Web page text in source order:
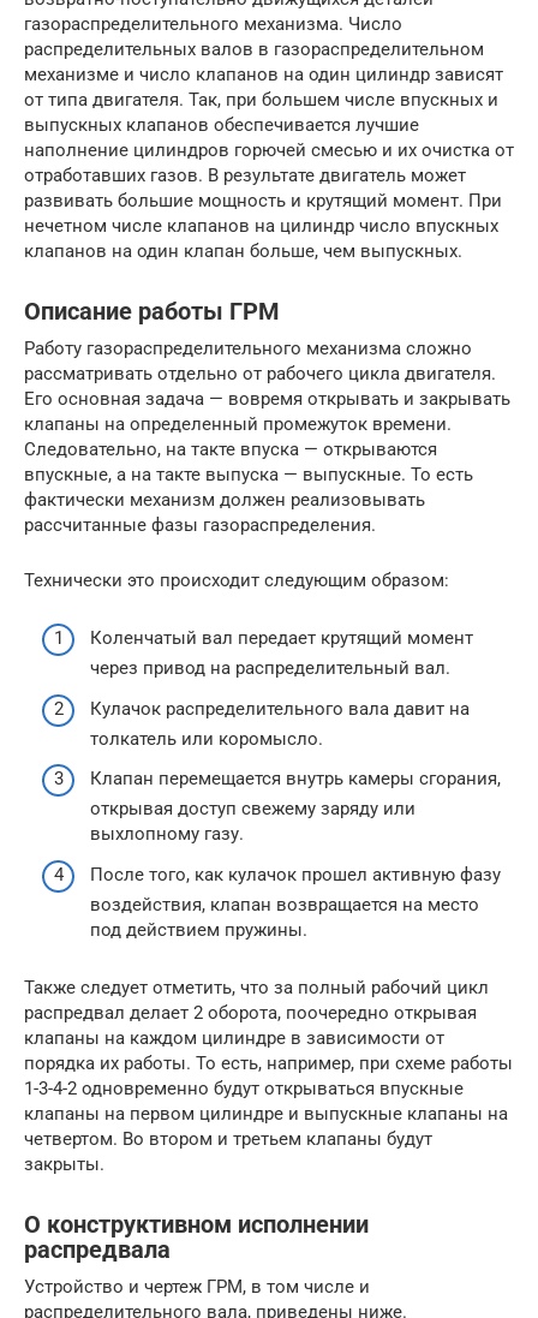
газораспределительного механизма. Число
распределительных валов в газораспределительном
механизме и число клапанов на один цилиндр зависят
от типа двигателя. Так, при большем числе впускных и
выпускных клапанов обеспечивается лучшие
наполнение цилиндров горючей смесью и их очистка от
отработавших газов. В результате двигатель может
развивать большие мощность и крутящий момент. При
нечетном числе клапанов на цилиндр число впускных
клапанов на один клапан больше, чем выпускных.
Описание работы ГРМ
Работу газораспределительного механизма сложно
рассматривать отдельно от рабочего цикла двигателя.
Его основная задача — вовремя открывать и закрывать
клапаны на определенный промежуток времени.
Следовательно, на такте впуска — открываются
впускные, а на такте выпуска — выпускные. То есть
фактически механизм должен реализовывать
рассчитанные фазы газораспределения.
Технически это происходит следующим образом:
Коленчатый вал передает крутящий момент
через привод на распределительный вал.
Кулачок распределительного вала давит на
толкатель или коромысло.
Клапан перемещается внутрь камеры сгорания,
открывая доступ свежему заряду или
выхлопному газу.
После того, как кулачок прошел активную фазу
воздействия, клапан возвращается на место
под действием пружины.
Также следует отметить, что за полный рабочий цикл
распредвал делает 2 оборота, поочередно открывая
клапаны на каждом цилиндре в зависимости от
порядка их работы. То есть, например, при схеме работы
1-3-4-2 одновременно будут открываться впускные
клапаны на первом цилиндре и выпускные клапаны на
четвертом. Во втором и третьем клапаны будут
закрыты.
О конструктивном исполнении
распредвала
Устройство и чертеж ГРМ, в том числе и
распределительного вала, приведены ниже.